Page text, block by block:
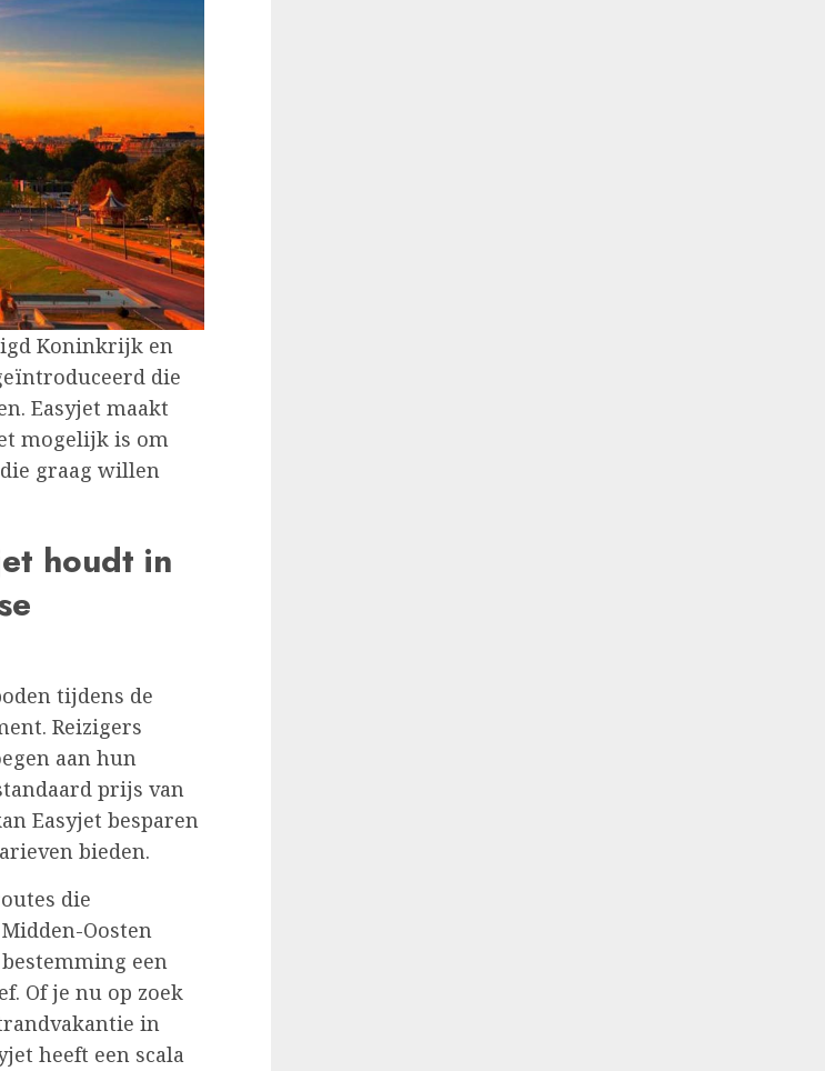
Koninkrijk en
die
Easyjet maakt
mogelijk is om
graag willen
houdt in
tijdens de
Reizigers
aan hun
prijs van
Easyjet besparen
bieden.
die
Oosten
een
Of je nu op zoek
in
heeft een scala